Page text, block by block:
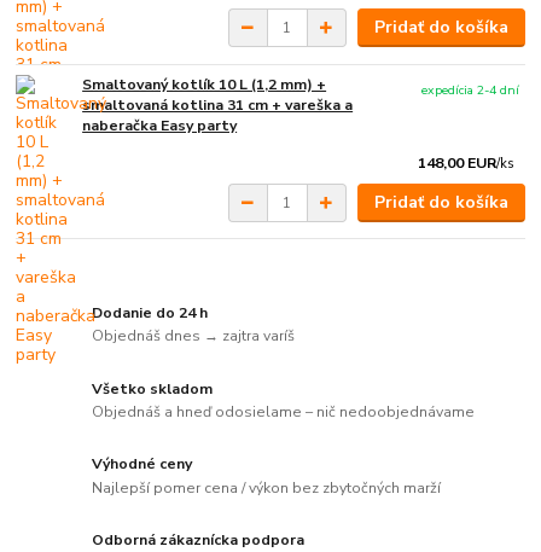
Pridať do košíka
Smaltovaný kotlík 10 L (1,2 mm) +
smaltovaná kotlina 31 cm + vareška a
naberačka Easy party
148,00 EUR/ks
expedícia 2-4 dní
Pridať do košíka
Dodanie do 24 h
Objednáš dnes → zajtra varíš
Všetko skladom
Objednáš a hneď odosielame – nič nedoobjednávame
Výhodné ceny
Najlepší pomer cena / výkon bez zbytočných marží
Odborná zákaznícka podpora